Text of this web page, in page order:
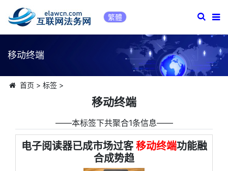
繁體
移动终端
首页 > 标签>
移动终端
――本标签下共聚合1条信息――
电子阅读器已成市场过客移动终端功能融
合成势趋